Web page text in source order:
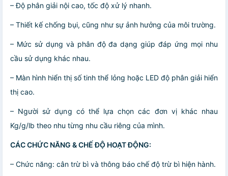
– Độ phân giải nội cao, tốc độ xử lý nhanh.
– Thiết kế chống bụi, cũng như sự ảnh hưởng của môi trường.
– Mức sử dụng và phân độ đa dạng giúp đáp ứng mọi nhu
cầu sử dụng khác nhau.
– Màn hình hiển thị số tinh thể lỏng hoặc LED độ phân giải hiển
thị cao.
– Người sử dụng có thể lựa chọn các đơn vị khác nhau
Kg/g/lb theo nhu từng nhu cầu riêng của mình.
CÁC CHỨC NĂNG & CHẾ ĐỘ HOẠT ĐỘNG:
– Chức năng: cân trừ bì và thông báo chế độ trừ bì hiện hành.